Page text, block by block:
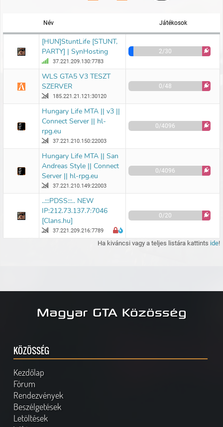
Név Játékosok
[HUN]StuntLife [STUNT,
PARTY] | SynHosting
37.221.209.130:7783
2/30
WLS GTA5 V3 TESZT
SZERVER
185.221.21.121:30120
0/48
Hungary Life MTA || v3 ||
Connect Server || hl-
rpg.eu
37.221.210.150:22003
0/4096
Hungary Life MTA || San
Andreas Style || Connect
Server || hl-rpg.eu
37.221.210.149:22003
0/4096
..:::PDSS:::.. NEW
IP:212.73.137.7:7046
[Clans.hu]
37.221.209.216:7789
0/20
Ha kiváncsi vagy a teljes listára kattints ide!
Magyar GTA Közösség
KÖZÖSSÉG
Kezdőlap
Fórum
Rendezvények
Beszélgetések
Letöltések